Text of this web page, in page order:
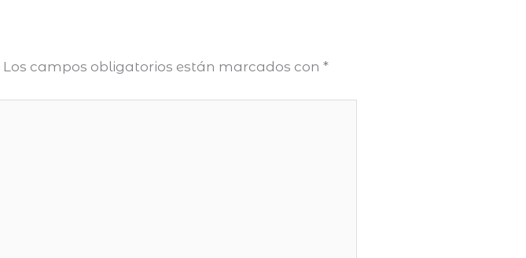
Los campos obligatorios están marcados con*